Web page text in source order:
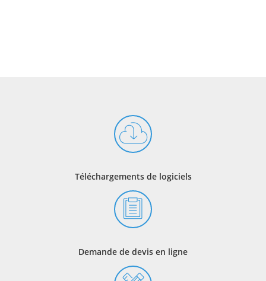
Téléchargements de logiciels
Demande de devis en ligne